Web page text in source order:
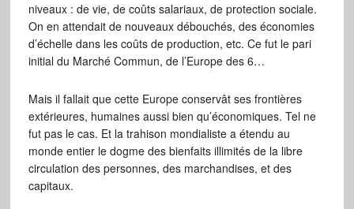
niveaux : de vie, de coûts salariaux, de protection sociale.
On en attendait de nouveaux débouchés, des économies
d’échelle dans les coûts de production, etc. Ce fut le pari
initial du Marché Commun, de l’Europe des 6…
Mais il fallait que cette Europe conservât ses frontières
extérieures, humaines aussi bien qu’économiques. Tel ne
fut pas le cas. Et la trahison mondialiste a étendu au
monde entier le dogme des bienfaits illimités de la libre
circulation des personnes, des marchandises, et des
capitaux.